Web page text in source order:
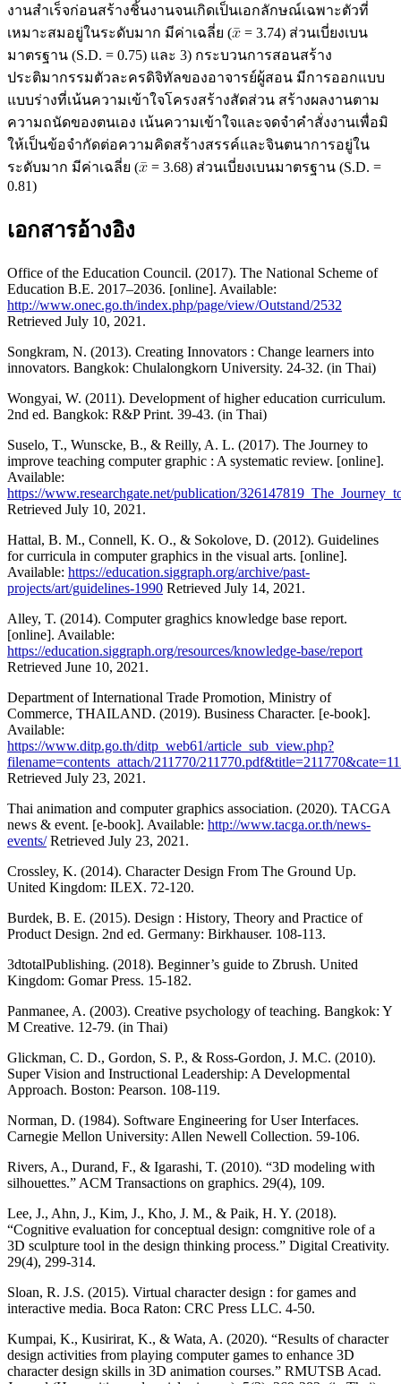
งานสำเร็จก่อนสร้างชิ้นงานจนเกิดเป็นเอกลักษณ์เฉพาะตัวที่
เหมาะสมอยู่ในระดับมาก มีค่าเฉลี่ย (
= 3.74) ส่วนเบี่ยงเบน
มาตรฐาน (S.D. = 0.75) และ 3) กระบวนการสอนสร้าง
ประติมากรรมตัวละครดิจิทัลของอาจารย์ผู้สอน มีการออกแบบ
แบบร่างที่เน้นความเข้าใจโครงสร้างสัดส่วน สร้างผลงานตาม
ความถนัดของตนเอง เน้นความเข้าใจและจดจำคำสั่งงานเพื่อมิ
ให้เป็นข้อจำกัดต่อความคิดสร้างสรรค์และจินตนาการอยู่ใน
ระดับมาก มีค่าเฉลี่ย (
= 3.68) ส่วนเบี่ยงเบนมาตรฐาน (S.D. =
0.81)
เอกสารอ้างอิง
Office of the Education Council. (2017). The National Scheme of
Education B.E. 2017–2036. [online]. Available:
http://www.onec.go.th/index.php/page/view/Outstand/2532
Retrieved July 10, 2021.
Songkram, N. (2013). Creating Innovators : Change learners into
innovators. Bangkok: Chulalongkorn University. 24-32. (in Thai)
Wongyai, W. (2011). Development of higher education curriculum.
2nd ed. Bangkok: R&P Print. 39-43. (in Thai)
Suselo, T., Wunscke, B., & Reilly, A. L. (2017). The Journey to
improve teaching computer graphic : A systematic review. [online].
Available:
https://www.researchgate.net/publication/
Retrieved July 10, 2021.
Hattal, B. M., Connell, K. O., & Sokolove, D. (2012). Guidelines
for curricula in computer graphics in the visual arts. [online].
Available: https://education.siggraph.org/archive/past-
projects/art/guidelines-1990 Retrieved July 14, 2021.
Alley, T. (2014). Computer graghics knowledge base report.
[online]. Available:
https://education.siggraph.org/resources/knowledge-base/report
Retrieved June 10, 2021.
Department of International Trade Promotion, Ministry of
Commerce, THAILAND. (2019). Business Character. [e-book].
Available:
https://www.ditp.go.th/ditp_web61/article_sub_view.php?
filename=contents_attach/211770/
Retrieved July 23, 2021.
Thai animation and computer graphics association. (2020). TACGA
news & event. [e-book]. Available: http://www.tacga.or.th/news-
events/Retrieved July 23, 2021.
Crossley, K. (2014). Character Design From The Ground Up.
United Kingdom: ILEX. 72-120.
Burdek, B. E. (2015). Design : History, Theory and Practice of
Product Design. 2nd ed. Germany: Birkhauser. 108-113.
3dtotalPublishing. (2018). Beginner’s guide to Zbrush. United
Kingdom: Gomar Press. 15-182.
Panmanee, A. (2003). Creative psychology of teaching. Bangkok: Y
M Creative. 12-79. (in Thai)
Glickman, C. D., Gordon, S. P., & Ross-Gordon, J. M.C. (2010).
Super Vision and Instructional Leadership: A Developmental
Approach. Boston: Pearson. 108-119.
Norman, D. (1984). Software Engineering for User Interfaces.
Carnegie Mellon University: Allen Newell Collection. 59-106.
Rivers, A., Durand, F., & Igarashi, T. (2010). “3D modeling with
silhouettes.” ACM Transactions on graphics. 29(4), 109.
Lee, J., Ahn, J., Kim, J., Kho, J. M., & Paik, H. Y. (2018).
“Cognitive evaluation for conceptual design: comgnitive role of a
3D sculpture tool in the design thinking process.” Digital Creativity.
29(4), 299-314.
Sloan, R. J.S. (2015). Virtual character design : for games and
interactive media. Boca Raton: CRC Press LLC. 4-50.
Kumpai, K., Kusirirat, K., & Wata, A. (2020). “Results of character
design activities from playing computer games to enhance 3D
character design skills in 3D animation courses.” RMUTSB Acad.